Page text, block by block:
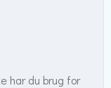
har du brug for